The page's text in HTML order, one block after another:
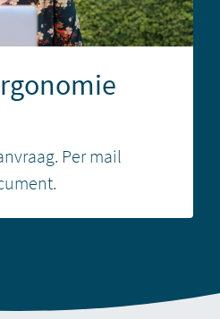
Per mail